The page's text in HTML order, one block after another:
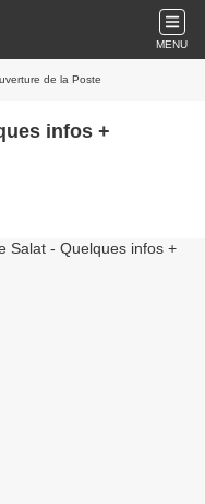
MENU
de la Poste
infos +